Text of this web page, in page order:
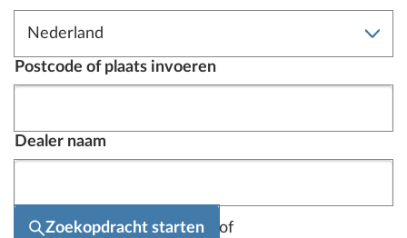
Postcode of plaats invoeren
Dealer naam
Zoekopdracht starten of